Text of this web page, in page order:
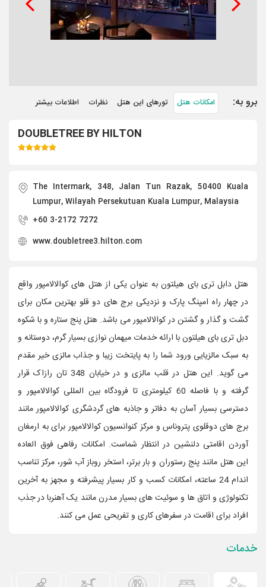
برو به: امکانات هتل تورهای این هتل نظرات اطلاعات بیشتر
DOUBLETREE BY HILTON
The Intermark, 348, Jalan Tun Razak, 50400 Kuala
Lumpur, Wilayah Persekutuan Kuala Lumpur, Malaysia
+60 3-2172 7272
www.doubletree3.hilton.com
هتل دابل تری بای هیلتون به عنوان یکی از هتل های کوالالامپور واقع
در چهار راه امپنگ پارک و نزدیکی برج های دو قلو بهترین مکان برای
گشت و گذار و گشتن در کوالالامپور می باشد. هتل پنج ستاره و با شکوه
دبل تری بای هیلتون با ارائه خدمات میهمان نوازی بسیار گرم، دوستانه و
به سبک مالزیایی ورود شما را به پایتخت زیبا و جذاب مالزی خیر مقدم
می گوید. این هتل در قلب مالزی و در خیابان 348 تان رازاک قرار
گرفته و با فاصله 60 کیلومتری تا فرودگاه بین المللی کوالالامپور و
دسترسی بسیار آسان به دفاتر و جاذبه های گردشگری کوالالامپور مانند
برج های دوقلوی پتروناس و مرکز کنوانسیون کوالالامپور برای به ارمغان
آوردن اقامتی دلنشین در انتظار شماست. امکانات رفاهی فوق العاده
این هتل مانند پنج رستوران و بار برتر، استخر روباز آب شور، مرکز تناسب
اندام 24 ساعته، امکانات کسب و کار بسیار پیشرفته و مجهز به آخرین
تکنولوژی و اتاق ها و سوئیت های بسیار مدرن مانند یک آهنربا در جذب
افراد برای اقامت در سفرهای کاری و تفریحی عمل می کنند.
خدمات